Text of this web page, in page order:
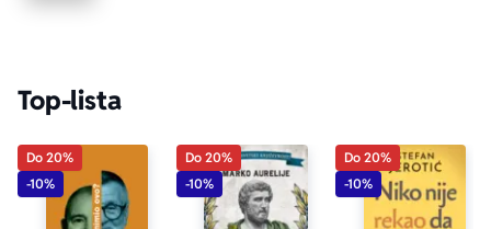
Top-lista
Do 20%
-10%
Do 20%
-10%
Do 20%
-10%
Za poklon
E-knjige
Lični razvoj i popularna psihologija
Biografija
Dejan Tiago-Stanković
Milica Jakovljević Mir-Jam
Harlan Koben
Elif Šafak